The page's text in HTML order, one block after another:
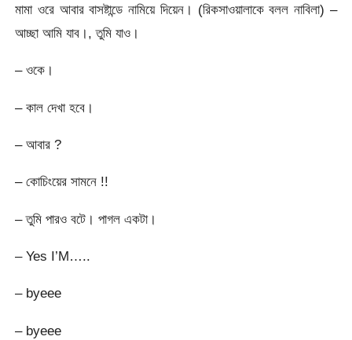
মামা ওরে আবার বাসষ্টান্ডে নামিয়ে দিয়েন। (রিকসাওয়ালাকে বলল নাবিলা) –
আচ্ছা আমি যাব।, তুমি যাও।
– ওকে।
– কাল দেখা হবে।
– আবার ?
– কোচিংয়ের সামনে !!
– তুমি পারও বটে। পাগল একটা।
– Yes I’M…..
– byeee
– byeee